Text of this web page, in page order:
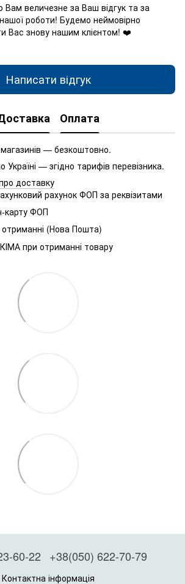
Вам величезне за Ваш відгук та за
роботи! Будемо неймовірно
Вас знову нашим клієнтом! ❤️
Написати відгук
Оплата
— безкоштовно.
— згідно тарифів перевізника.
доставку
рахунок ФОП за реквізитами
карту ФОП
отриманні (Нова Пошта)
при отриманні товару
60-22 +38(050) 622-70-79
Контактна інформація